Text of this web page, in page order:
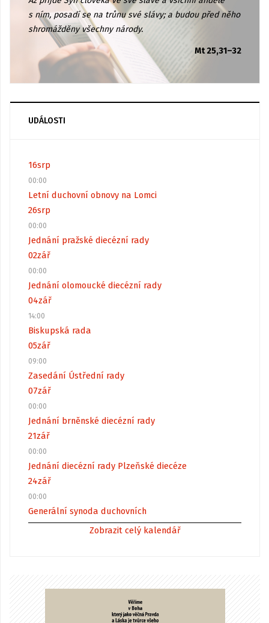
s ním, posadí se na trůnu své slávy; a budou před něho
shromážděny všechny národy.
Mt 25,31–32
UDÁLOSTI
16srp
00:00
Letní duchovní obnovy na Lomci
26srp
00:00
Jednání pražské diecézní rady
02zář
00:00
Jednání olomoucké diecézní rady
04zář
14:00
Biskupská rada
05zář
09:00
Zasedání Ústřední rady
07zář
00:00
Jednání brněnské diecézní rady
21zář
00:00
Jednání diecézní rady Plzeňské diecéze
24zář
00:00
Generální synoda duchovních
Zobrazit celý kalendář